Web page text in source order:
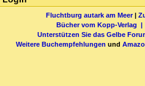
Fluchtburg autark am Meer|
Bücher vom Kopp-Verlag |
Unterstützen Sie das Gelbe
Weitere Buchempfehlungen und